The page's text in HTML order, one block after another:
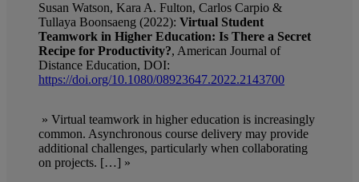
Susan Watson, Kara A. Fulton, Carlos Carpio &
Tullaya Boonsaeng (2022): Virtual Student
Teamwork in Higher Education: Is There a Secret
Recipe for Productivity?, American Journal of
Distance Education, DOI:
https://doi.org/10.1080/08923647.2022.2143700
» Virtual teamwork in higher education is increasingly
common. Asynchronous course delivery may provide
additional challenges, particularly when collaborating
on projects. […] »